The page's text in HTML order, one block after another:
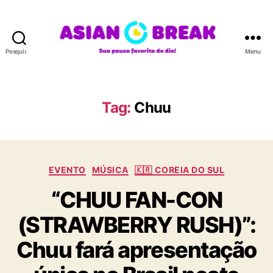
Pesquisar
A
N
R
A
Menu
Tag: Chuu
C
t
e
g
o
r
i
EVENTO MÚSICA 🇰🇷 COREIA DO SUL
“CHUU FAN-CON
(STRAWBERRY RUSH)”:
Chuu fará apresentação